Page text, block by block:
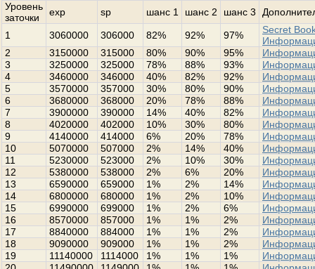
Уровень
заточки
exp sp шанс 1 шанс 2 шанс 3
1 3060000 306000 82% 92% 97%
Secret
2
3150000 315000 80% 90% 95%
3
3250000 325000 78% 88% 93%
4
3460000 346000 40% 82% 92%
5
3570000 357000 30% 80% 90%
6
3680000 368000 20% 78% 88%
7
3900000 390000 14% 40% 82%
8
4020000 402000 10% 30% 80%
9
4140000 414000 6% 20% 78%
10
5070000 507000 2% 14% 40%
11
5230000 523000 2% 10% 30%
12
5380000 538000 2% 6% 20%
13
6590000 659000 1% 2% 14%
14
6800000 680000 1% 2% 10%
15
6990000 699000 1% 2% 6%
16
8570000 857000 1% 1% 2%
17
8840000 884000 1% 1% 2%
18
9090000 909000 1% 1% 2%
19
11140000 1114000 1% 1% 1%